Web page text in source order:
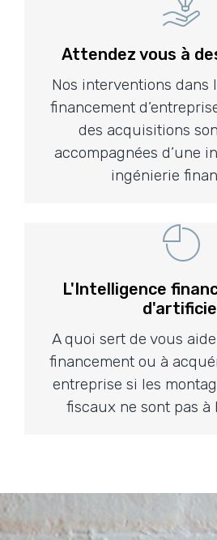
Attendez vous à
Nos interventions dans
financement
des acquisitions
accompagnées d’une
ingénierie
L'Intelligence
A quoi sert de vous
financement ou à
entreprise si les
fiscaux ne sont pas à